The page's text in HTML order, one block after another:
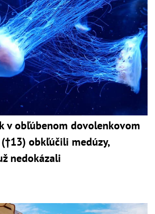
v obľúbenom dovolenkovom
obkľúčili medúzy,
nedokázali